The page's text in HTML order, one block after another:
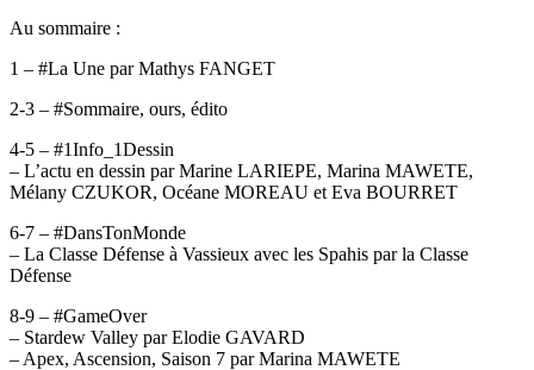
Au sommaire :
1 – #La Une par Mathys FANGET
2-3 – #Sommaire, ours, édito
4-5 – #1Info_1Dessin
– L’actu en dessin par Marine LARIEPE, Marina MAWETE,
Mélany CZUKOR, Océane MOREAU et Eva BOURRET
6-7 – #DansTonMonde
– La Classe Défense à Vassieux avec les Spahis par la Classe
Défense
8-9 – #GameOver
– Stardew Valley par Elodie GAVARD
– Apex, Ascension, Saison 7 par Marina MAWETE